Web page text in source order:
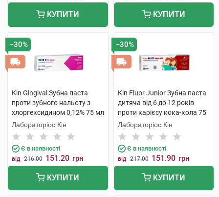
КУПИТИ КУПИТИ
−30%
Kin Gingival Зубна паста
проти зубного нальоту з
хлоргексидином 0,12% 75 мл
1 туба
Лабораторіос Кін
Є в наявності
від 216.00 151.20 грн
КУПИТИ
−30%
Kin Fluor Junior Зубна паста
дитяча від 6 до 12 років
проти карієсу кока-кола 75
мл 1 туба
Лабораторіос Кін
Є в наявності
від 217.00 151.90 грн
КУПИТИ